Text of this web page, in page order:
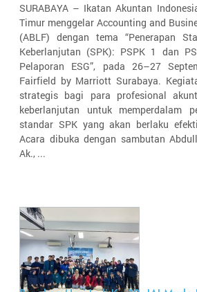
SURABAYA – Ikatan Akuntan
Timur menggelar Accounting and
(ABLF) dengan tema “Penerapan
Keberlanjutan (SPK): PSPK 1 dan
Pelaporan ESG”, pada 26–27
Fairfield by Marriott Surabaya.
strategis bagi para profesional
keberlanjutan untuk memperdalam
standar SPK yang akan berlaku
Acara dibuka dengan sambutan
Ak., ...